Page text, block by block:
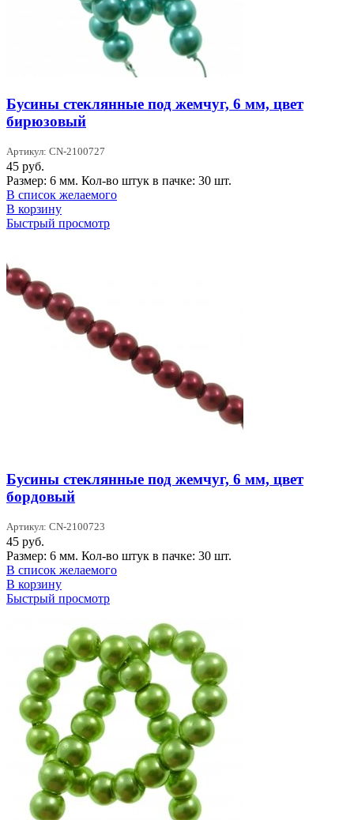
Бусины стеклянные под жемчуг, 6 мм, цвет
бирюзовый
Артикул: CN-2100727
45 руб.
Размер: 6 мм. Кол-во штук в пачке: 30 шт.
В список желаемого
В корзину
Быстрый просмотр
Бусины стеклянные под жемчуг, 6 мм, цвет
бордовый
Артикул: CN-2100723
45 руб.
Размер: 6 мм. Кол-во штук в пачке: 30 шт.
В список желаемого
В корзину
Быстрый просмотр